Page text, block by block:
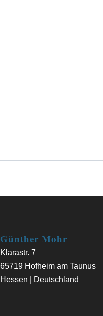
Günther Mohr
Klarastr. 7
65719 Hofheim am Taunus
Hessen | Deutschland